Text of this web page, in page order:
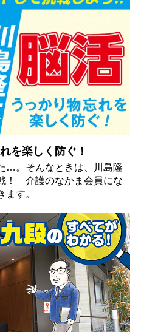
を楽しく防ぐ！
…。そんなときは、川島隆
！ 介護のなかま会員にな
す。